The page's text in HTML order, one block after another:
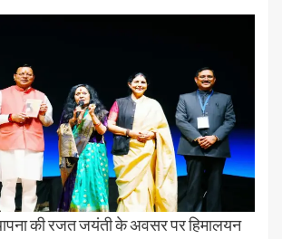
की रजत जयंती के अवसर पर हिमालयन